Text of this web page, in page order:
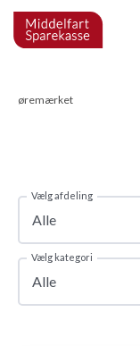
øremærket
Vælg afdeling
Alle
Vælg kategori
Alle